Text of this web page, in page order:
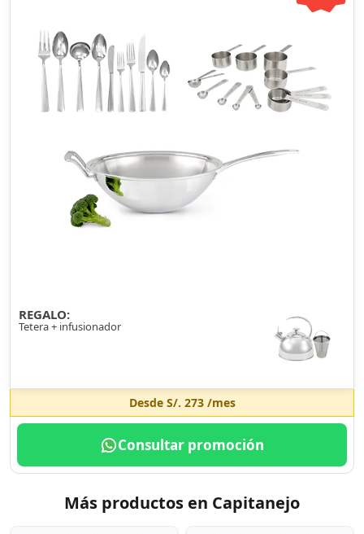
REGALO:
Tetera + infusionador
Desde S/. 273/mes
Consultar promoción
Más productos en Capitanejo